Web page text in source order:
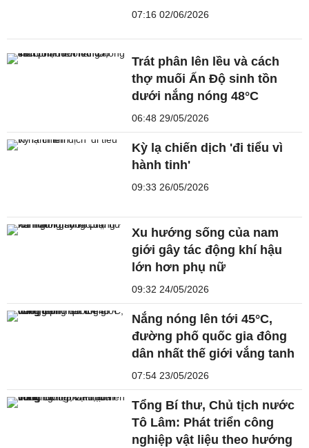
07:16 02/06/2026
Trát phân lên lều và cách
thợ muối Ấn Độ sinh tồn
dưới nắng nóng 48°C
06:48 29/05/2026
Kỳ lạ chiến dịch 'đi tiểu vì
hành tinh'
09:33 26/05/2026
Xu hướng sống của nam
giới gây tác động khí hậu
lớn hơn phụ nữ
09:32 24/05/2026
Nắng nóng lên tới 45°C,
đường phố quốc gia đông
dân nhất thế giới vắng tanh
07:54 23/05/2026
Tổng Bí thư, Chủ tịch nước
Tô Lâm: Phát triển công
nghiệp vật liệu theo hướng